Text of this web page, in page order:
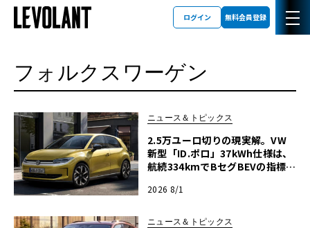
ログイン 無料会員登録
フォルクスワーゲン
ニュース＆トピックス
2.5万ユーロ切りの現実解。VW
新型「ID.ポロ」37kWh仕様は、
航続334kmでBセグBEVの指標と
2026 8/1
ニュース＆トピックス